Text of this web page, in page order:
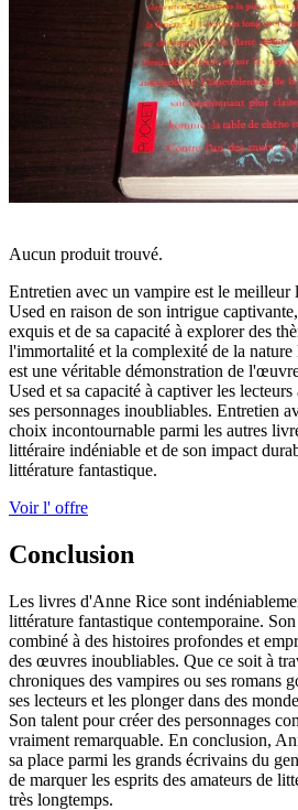
Aucun produit trouvé.
Entretien avec un vampire est le
Used en raison de son intrigue
exquis et de sa capacité à explorer des
l'immortalité et la complexité de la
est une véritable démonstration de
Used et sa capacité à captiver les
ses personnages inoubliables. Entretien
choix incontournable parmi les autres
littéraire indéniable et de son impact
littérature fantastique.
Voir l' offre
Conclusion
Les livres d'Anne Rice sont
littérature fantastique contemporaine.
combiné à des histoires profondes et
des œuvres inoubliables. Que ce soit à
chroniques des vampires ou ses romans
ses lecteurs et les plonger dans des
Son talent pour créer des personnages
vraiment remarquable. En conclusion,
sa place parmi les grands écrivains du
de marquer les esprits des amateurs de
très longtemps.